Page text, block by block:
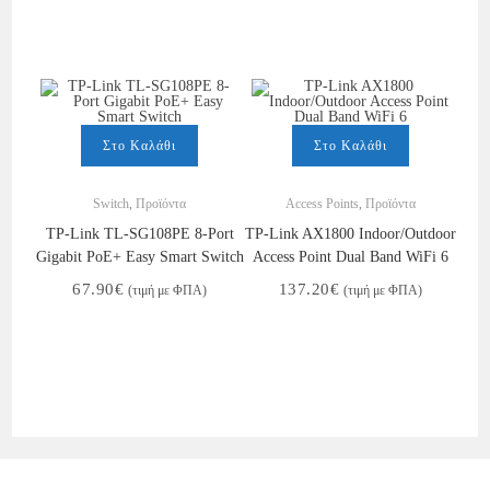
Στο Καλάθι
Switch ,Προϊόντα
TP-Link TL-SG108PE 8-Port
Gigabit PoE+ Easy Smart Switch
67.90€ (τιμή με ΦΠΑ)
Στο Καλάθι
Access Points Προϊόντα
TP-Link AX1800 Indoor/Outdoor
Access Point Dual Band WiFi 6
137.20€ (τιμή με ΦΠΑ)